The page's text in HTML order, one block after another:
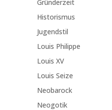
Gründerzeit
Historismus
Jugendstil
Louis Philippe
Louis XV
Louis Seize
Neobarock
Neogotik